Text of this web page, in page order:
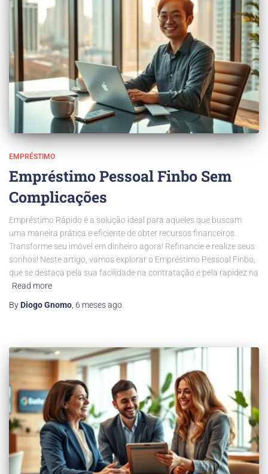
EMPRÉSTIMO
Empréstimo Pessoal Finbo Sem
Complicações
Empréstimo Rápido é a solução ideal para aqueles que buscam
uma maneira prática e eficiente de obter recursos financeiros.
Transforme seu imóvel em dinheiro agora! Refinancie e realize seus
sonhos! Neste artigo, vamos explorar o Empréstimo Pessoal Finbo,
que se destaca pela sua facilidade na contratação e pela rapidez na
Read more
By Diogo Gnomo 6 mesesago